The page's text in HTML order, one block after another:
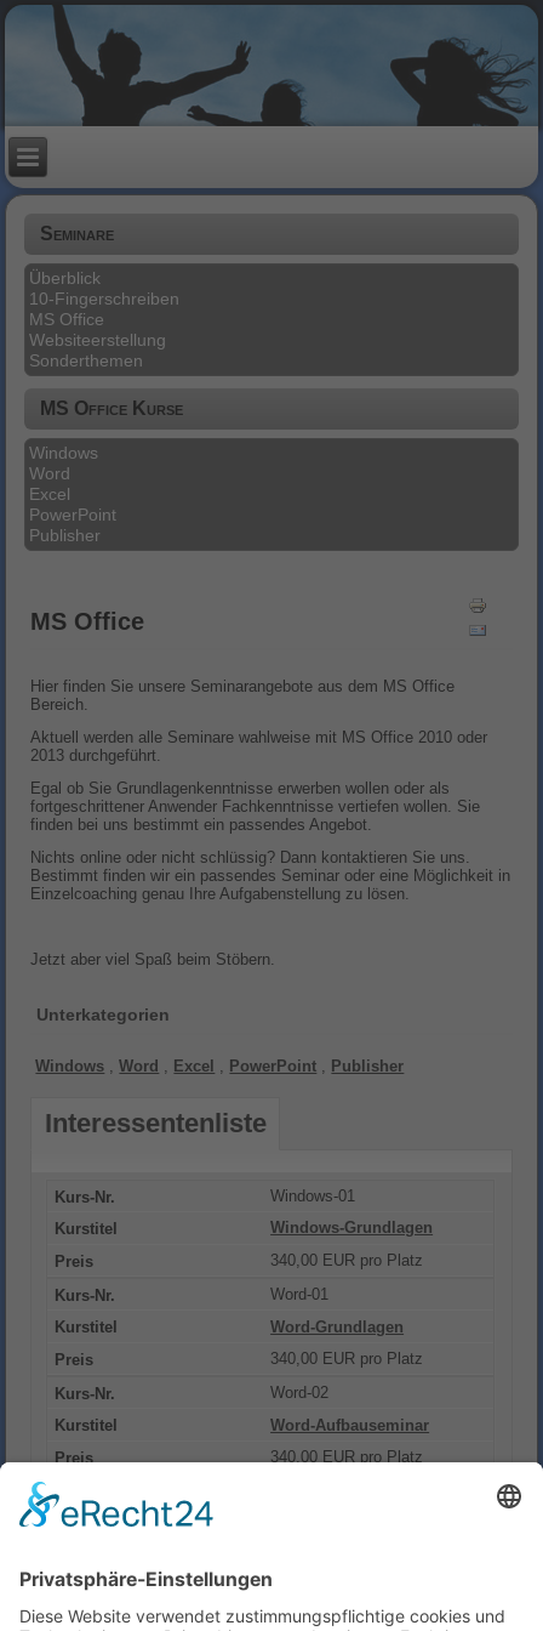
Seminare
Überblick
10-Fingerschreiben
MS Office
Websiteerstellung
Sonderthemen
MS Office Kurse
Windows
Word
Excel
PowerPoint
Publisher
MS Office
Hier finden Sie unsere Seminarangebote aus dem MS Office
Bereich.
Aktuell werden alle Seminare wahlweise mit MS Office 2010 oder
2013 durchgeführt.
Egal ob Sie Grundlagenkenntnisse erwerben wollen oder als
fortgeschrittener Anwender Fachkenntnisse vertiefen wollen. Sie
finden bei uns bestimmt ein passendes Angebot.
Nichts online oder nicht schlüssig? Dann kontaktieren Sie uns.
Bestimmt finden wir ein passendes Seminar oder eine Möglichkeit in
Einzelcoaching genau Ihre Aufgabenstellung zu lösen.
Jetzt aber viel Spaß beim Stöbern.
Unterkategorien
Windows ,Word , Excel , PowerPoint , Publisher
Interessentenliste
Windows-01
Windows-Grundlagen
340,00 EUR pro Platz
Word-01
Word-Grundlagen
340,00 EUR pro Platz
Word-02
Word-Aufbauseminar
340,00 EUR pro Platz
Excel-02
Excel-Aufbauseminar